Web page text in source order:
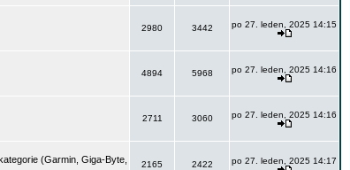
2980 3442 po 27. leden, 2025 14:15
4894 5968 po 27. leden, 2025 14:16
2711 3060 po 27. leden, 2025 14:16
(Garmin, Giga-Byte,
2165 2422 po 27. leden, 2025 14:17